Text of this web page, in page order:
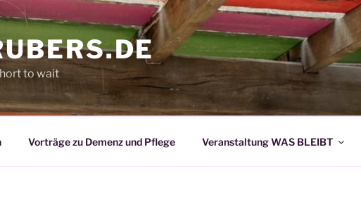
to wait
Vorträge zu Demenz und Pflege Veranstaltung WAS BLEIBT